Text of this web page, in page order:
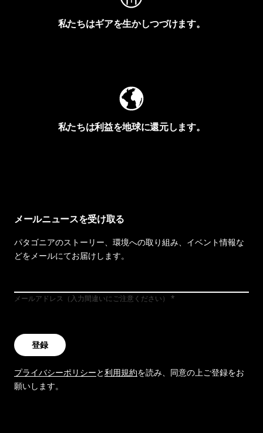
私たちはギアを生かしつづけます。
私たちは利益を地球に還元します。
メールニュースを受け取る
パタゴニアのストーリー、環境への取り組み、イベント情報な
どをメールにてお届けします。
メールアドレス（入力間違いにご注意ください）
登録
プライバシーポリシーと利用規約を読み、同意の上ご登録をお
願いします。